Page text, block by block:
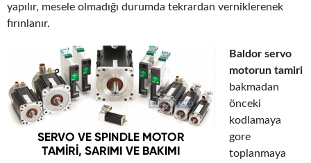
yapılır, mesele olmadığı durumda tekrardan verniklerenek
fırınlanır.
Baldor servo
motorun tamiri
bakmadan
önceki
kodlamaya
gore
toplanmaya